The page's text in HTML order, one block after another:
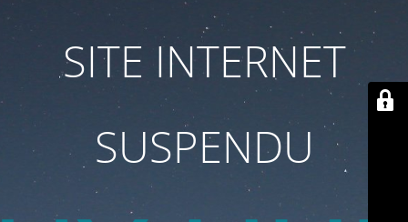
SITE INTERNET
SUSPENDU